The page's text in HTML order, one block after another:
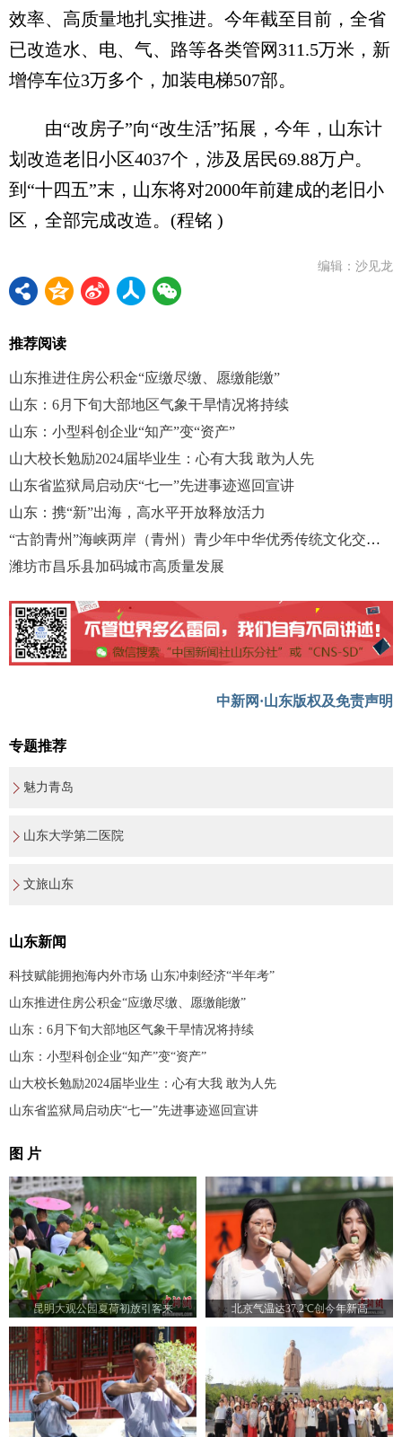
效率、高质量地扎实推进。今年截至目前，全省
已改造水、电、气、路等各类管网311.5万米，新
增停车位3万多个，加装电梯507部。
由“改房子”向“改生活”拓展，今年，山东计
划改造老旧小区4037个，涉及居民69.88万户。
到“十四五”末，山东将对2000年前建成的老旧小
区，全部完成改造。(程铭 )
编辑：沙见龙
推荐阅读
山东推进住房公积金“应缴尽缴、愿缴能缴”
山东：6月下旬大部地区气象干旱情况将持续
山东：小型科创企业“知产”变“资产”
山大校长勉励2024届毕业生：心有大我 敢为人先
山东省监狱局启动庆“七一”先进事迹巡回宣讲
山东：携“新”出海，高水平开放释放活力
“古韵青州”海峡两岸（青州）青少年中华优秀传统文化交流活动举行
潍坊市昌乐县加码城市高质量发展
中新网·山东版权及免责声明
专题推荐
魅力青岛
山东大学第二医院
文旅山东
山东新闻
科技赋能拥抱海内外市场 山东冲刺经济“半年考”
山东推进住房公积金“应缴尽缴、愿缴能缴”
山东：6月下旬大部地区气象干旱情况将持续
山东：小型科创企业“知产”变“资产”
山大校长勉励2024届毕业生：心有大我 敢为人先
山东省监狱局启动庆“七一”先进事迹巡回宣讲
图 片
昆明大观公园夏荷初放引客来 北京气温达37.2℃创今年新高